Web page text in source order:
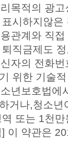
목적의 광
표시하지않은
관계와 직
퇴직금제도
자의 전화
위한 기술
년보호법에
거나,청소
또는 1천
] 이 약관은